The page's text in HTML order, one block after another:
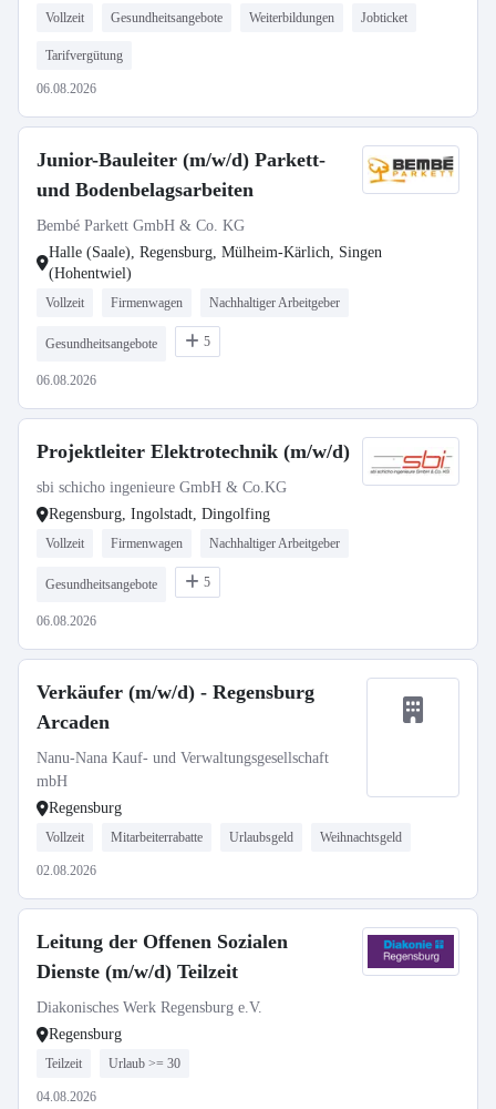
Vollzeit Gesundheitsangebote Weiterbildungen Jobticket
Tarifvergütung
06.08.2026
Junior-Bauleiter (m/w/d) Parkett-
und Bodenbelagsarbeiten
Bembé Parkett GmbH & Co. KG
Halle (Saale), Regensburg, Mülheim-Kärlich, Singen
(Hohentwiel)
Vollzeit Firmenwagen Nachhaltiger Arbeitgeber
Gesundheitsangebote 5
06.08.2026
Projektleiter Elektrotechnik (m/w/d)
sbi schicho ingenieure GmbH & Co.KG
Regensburg, Ingolstadt, Dingolfing
Vollzeit Firmenwagen Nachhaltiger Arbeitgeber
Gesundheitsangebote 5
06.08.2026
Verkäufer (m/w/d) - Regensburg
Arcaden
Nanu-Nana Kauf- und Verwaltungsgesellschaft
mbH
Regensburg
Vollzeit Mitarbeiterrabatte Urlaubsgeld Weihnachtsgeld
02.08.2026
Leitung der Offenen Sozialen
Dienste (m/w/d) Teilzeit
Diakonisches Werk Regensburg e.V.
Regensburg
Teilzeit Urlaub >= 30
04.08.2026